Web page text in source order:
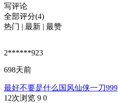
写评论
全部评分(4)
热门 | 最新 | 最赞
2******923
698天前
最好不要是什么国风仙侠一刀999
12次浏览 9 0